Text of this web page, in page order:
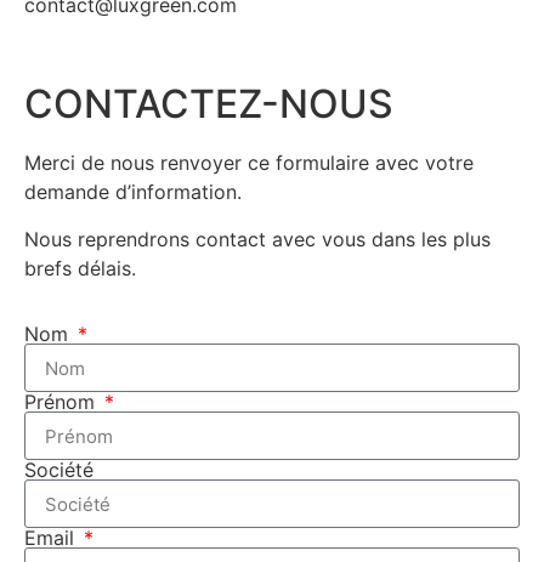
CONTACTEZ-NOUS
Merci de nous renvoyer ce formulaire avec votre
demande d’information.
Nous reprendrons contact avec vous dans les plus
brefs délais.
Nom
Prénom
Société
Email